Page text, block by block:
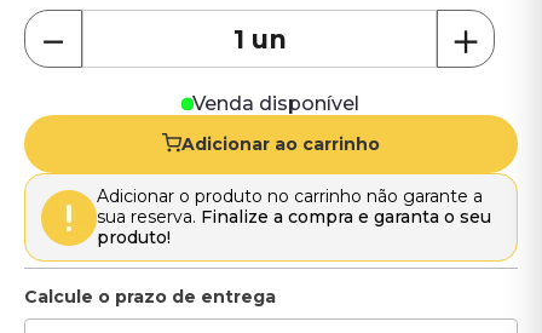
＋
－
Venda disponível
Adicionar ao carrinho
Adicionar o produto no carrinho não garante a
sua reserva. Finalize a compra e garanta o seu
produto!